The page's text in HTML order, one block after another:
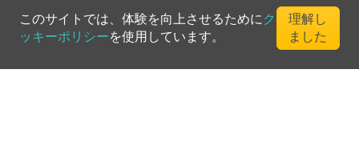
All Rights Reserved
このサイトでは、体験を向上させるためにク
ッキーポリシーを使用しています。
理解し
ました